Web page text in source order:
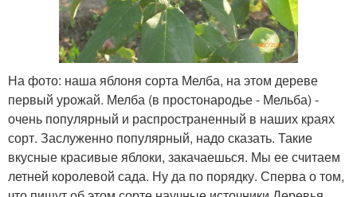
На фото: наша яблоня сорта Мелба, на этом дереве
первый урожай. Мелба (в простонародье - Мельба) -
очень популярный и распространенный в наших краях
сорт. Заслуженно популярный, надо сказать. Такие
вкусные красивые яблоки, закачаешься. Мы ее считаем
летней королевой сада. Ну да по порядку. Сперва о том,